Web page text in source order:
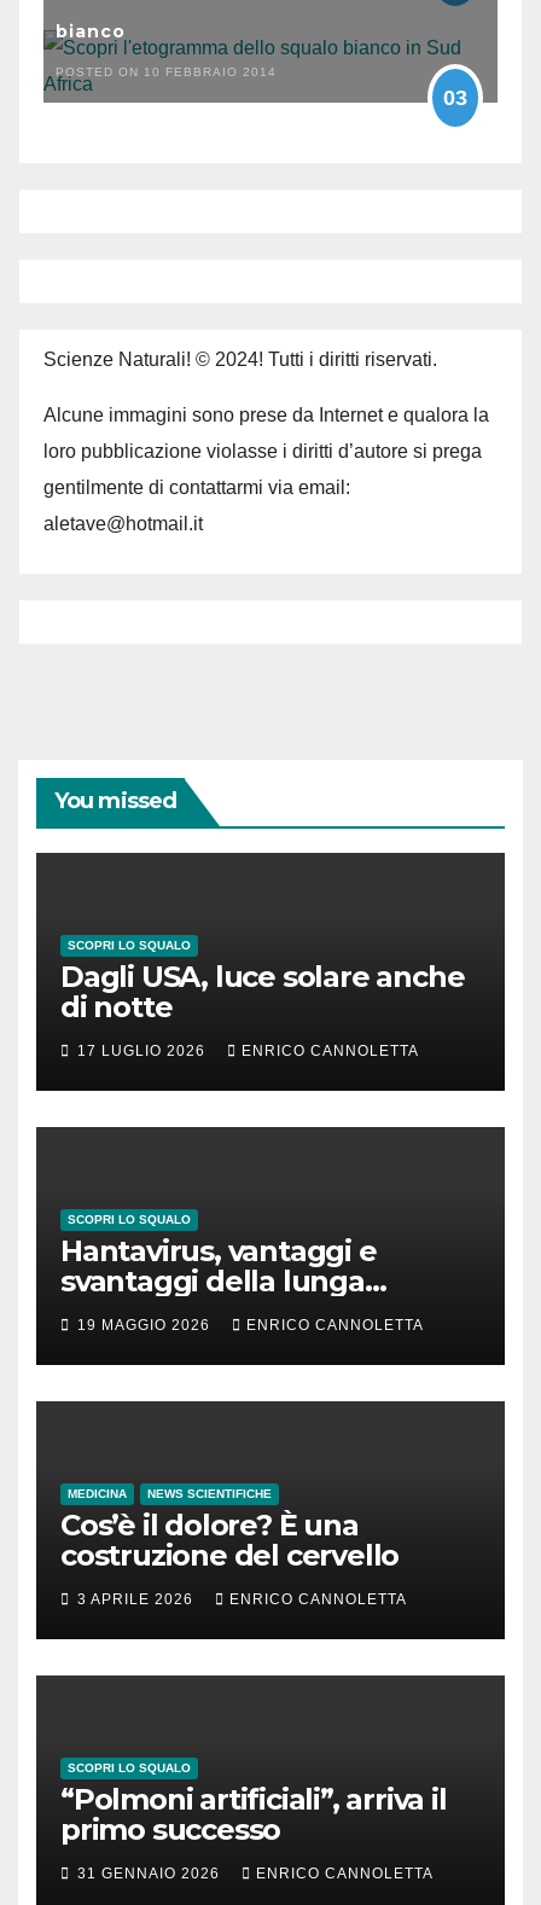
bianco
POSTED ON 10 FEBBRAIO 2014
03
Scienze Naturali! © 2024! Tutti i diritti riservati.
Alcune immagini sono prese da Internet e qualora la
loro pubblicazione violasse i diritti d’autore si prega
gentilmente di contattarmi via email:
aletave@hotmail.it
You missed
SCOPRI LO SQUALO
Dagli USA, luce solare anche
di notte
17 LUGLIO 2026 ENRICO CANNOLETTA
SCOPRI LO SQUALO
Hantavirus, vantaggi e
svantaggi della lunga
incubazione
19 MAGGIO 2026 ENRICO CANNOLETTA
MEDICINA NEWS SCIENTIFICHE
Cos’è il dolore? È una
costruzione del cervello
3 APRILE 2026 ENRICO CANNOLETTA
SCOPRI LO SQUALO
“Polmoni artificiali”, arriva il
primo successo
31 GENNAIO 2026 ENRICO CANNOLETTA